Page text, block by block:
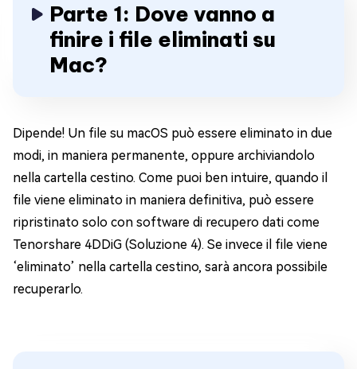
Parte 1: Dove vanno a
finire i file eliminati su
Mac?
Dipende! Un file su macOS può essere eliminato in due
modi, in maniera permanente, oppure archiviandolo
nella cartella cestino. Come puoi ben intuire, quando il
file viene eliminato in maniera definitiva, può essere
ripristinato solo con software di recupero dati come
Tenorshare 4DDiG (Soluzione 4). Se invece il file viene
‘eliminato’ nella cartella cestino, sarà ancora possibile
recuperarlo.